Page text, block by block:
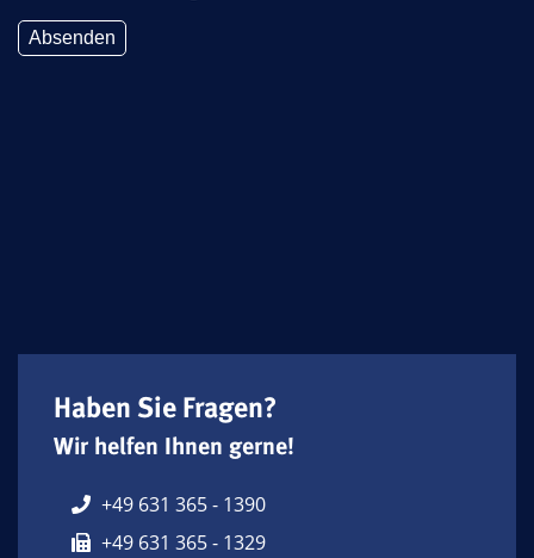
Haben Sie Fragen?
Wir helfen Ihnen gerne!
+49 631 365 - 1390
+49 631 365 - 1329